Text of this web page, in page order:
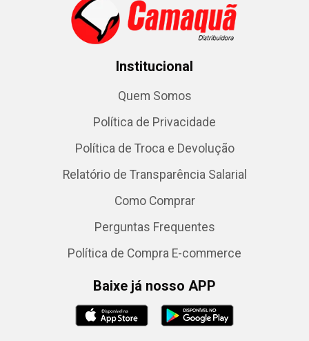
Institucional
Quem Somos
Política de Privacidade
Política de Troca e Devolução
Relatório de Transparência Salarial
Como Comprar
Perguntas Frequentes
Política de Compra E-commerce
Baixe já nosso APP